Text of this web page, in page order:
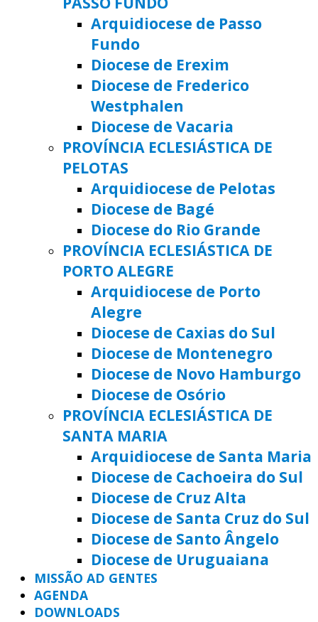
Arquidiocese de Passo
Fundo
Diocese de Erexim
Diocese de Frederico
Westphalen
Diocese de Vacaria
PROVÍNCIA ECLESIÁSTICA DE
PELOTAS
Arquidiocese de Pelotas
Diocese de Bagé
Diocese do Rio Grande
PROVÍNCIA ECLESIÁSTICA DE
PORTO ALEGRE
Arquidiocese de Porto
Alegre
Diocese de Caxias do Sul
Diocese de Montenegro
Diocese de Novo Hamburgo
Diocese de Osório
PROVÍNCIA ECLESIÁSTICA DE
SANTA MARIA
Arquidiocese de Santa Maria
Diocese de Cachoeira do Sul
Diocese de Cruz Alta
Diocese de Santa Cruz do Sul
Diocese de Santo Ângelo
Diocese de Uruguaiana
MISSÃO AD GENTES
AGENDA
DOWNLOADS